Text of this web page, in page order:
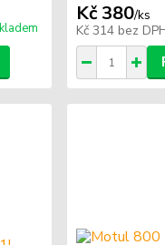
Kč 380/ks
Kč 314 bez